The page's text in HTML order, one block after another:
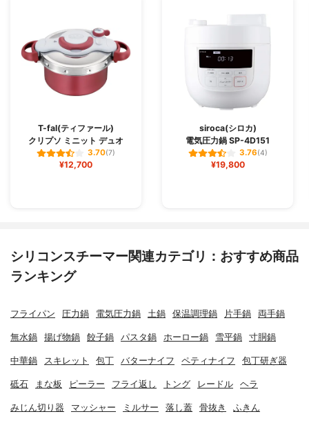
T-fal(ティファール)
クリプソ ミニット デュオ
3.70(7)
¥12,700
siroca(シロカ)
電気圧力鍋 SP-4D151
3.76(4)
¥19,800
シリコンスチーマー関連カテゴリ：おすすめ商品
ランキング
フライパン 圧力鍋 電気圧力鍋 土鍋 保温調理鍋 片手鍋 両手鍋
無水鍋 揚げ物鍋 餃子鍋 パスタ鍋 ホーロー鍋 雪平鍋 寸胴鍋
中華鍋 スキレット 包丁 バターナイフ ペティナイフ 包丁研ぎ器
砥石 まな板 ピーラー フライ返し トング レードル ヘラ
みじん切り器 マッシャー ミルサー 落し蓋 骨抜き ふきん